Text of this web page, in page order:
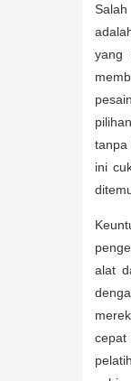
yang
ini
alat
cepat